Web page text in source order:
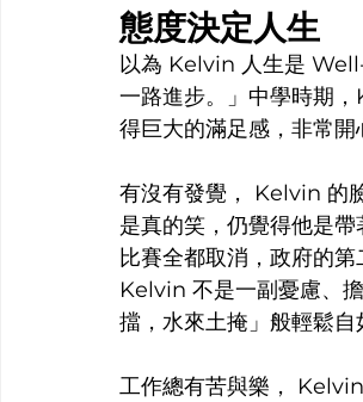
態度決定人生
以為 Kelvin 人生是
一路進步。」中學時期
得巨大的滿足感，非常開
有沒有發覺， Kelvin 的
是真的笑，仍覺得他是
比賽全都取消，政府的
Kelvin 不是一副憂慮、
擋，水來土掩」般輕鬆自
工作總有苦與樂，